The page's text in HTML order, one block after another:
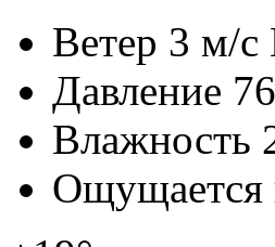
Ветер 3 м/
Давление
Влажность
Ощущается